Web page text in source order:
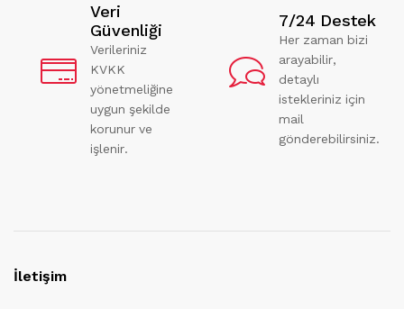
Veri
Güvenliği
Verileriniz
KVKK
yönetmeliğine
uygun şekilde
korunur ve
işlenir.
7/24 Destek
Her zaman bizi
arayabilir,
detaylı
istekleriniz için
mail
gönderebilirsiniz.
İletişim